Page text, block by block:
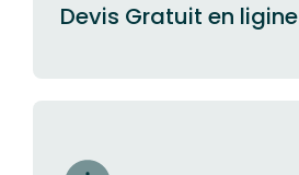
Devis Gratuit en ligine